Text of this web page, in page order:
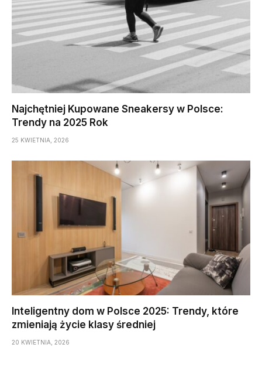
Najchętniej Kupowane Sneakersy w Polsce:
Trendy na 2025 Rok
25 KWIETNIA, 2026
Inteligentny dom w Polsce 2025: Trendy, które
zmieniają życie klasy średniej
20 KWIETNIA, 2026